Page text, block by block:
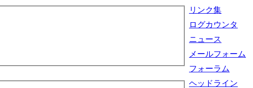
リンク集
ログカウンタ
ニュース
メールフォーム
フォーラム
ヘッドライン